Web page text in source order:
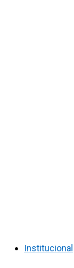
Institucional